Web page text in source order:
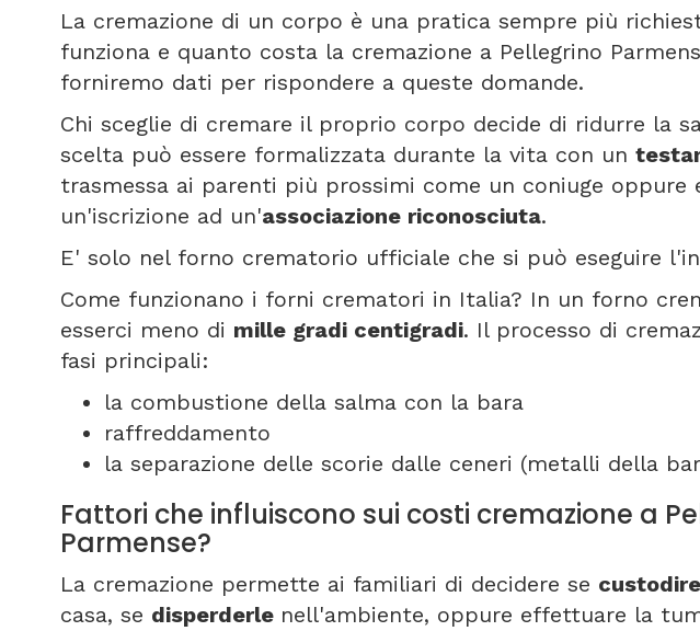
La cremazione di un corpo è una pratica sempre più
funziona e quanto costa la cremazione a Pellegrino
forniremo dati per rispondere a queste domande.
Chi sceglie di cremare il proprio corpo decide di ridurre la
scelta può essere formalizzata durante la vita con un
trasmessa ai parenti più prossimi come un coniuge oppure
un'iscrizione ad un'associazione riconosciuta.
E' solo nel forno crematorio ufficiale che si può eseguire
Come funzionano i forni crematori in Italia? In un forno
esserci meno di mille gradi centigradi. Il processo di
fasi principali:
la combustione della salma con la bara
raffreddamento
la separazione delle scorie dalle ceneri (metalli della
Fattori che influiscono sui costi cremazione a
Parmense?
La cremazione permette ai familiari di decidere se custodire
casa, se disperderle nell'ambiente, oppure effettuare la